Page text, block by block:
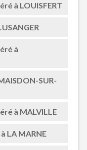
à LOUISFERT
à
SUR-
à MALVILLE
LA MARNE